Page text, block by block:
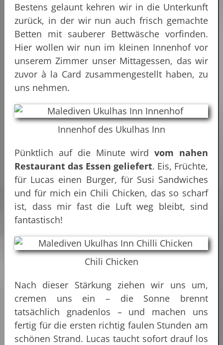
Bestens gelaunt kehren wir in die Unterkunft
zurück, in der wir nun auch frisch gemachte
Betten mit sauberer Bettwäsche vorfinden.
Hier wollen wir nun im kleinen Innenhof vor
unserem Zimmer unser Mittagessen, das wir
zuvor à la Card zusammengestellt haben, zu
uns nehmen.
Innenhof des Ukulhas Inn
Pünktlich auf die Minute wirdvom nahen
Restaurant das Essen geliefert. Eis, Früchte,
für Lucas einen Burger, für Susi Sandwiches
und für mich ein Chili Chicken, das so scharf
ist, dass mir fast die Luft weg bleibt, sind
fantastisch!
Chili Chicken
Nach dieser Stärkung ziehen wir uns um,
cremen uns ein – die Sonne brennt
tatsächlich gnadenlos – und machen uns
fertig für die ersten richtig faulen Stunden am
schönen Strand. Lucas taucht sofort drauf los